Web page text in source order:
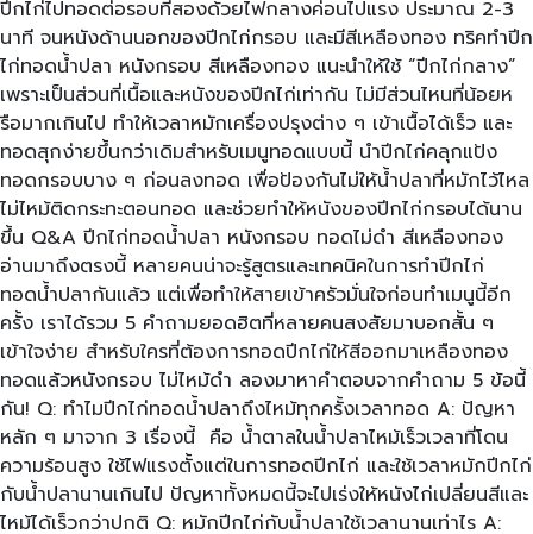
ปีกไก่ไปทอดต่อรอบที่สองด้วยไฟกลางค่อนไปแรง ประมาณ 2-3
นาที จนหนังด้านนอกของปีกไก่กรอบ และมีสีเหลืองทอง ทริคทำปีก
ไก่ทอดน้ำปลา หนังกรอบ สีเหลืองทอง แนะนำให้ใช้ “ปีกไก่กลาง”
เพราะเป็นส่วนที่เนื้อและหนังของปีกไก่เท่ากัน ไม่มีส่วนไหนที่น้อยห
รือมากเกินไป ทำให้เวลาหมักเครื่องปรุงต่าง ๆ เข้าเนื้อได้เร็ว และ
ทอดสุกง่ายขึ้นกว่าเดิมสำหรับเมนูทอดแบบนี้ นำปีกไก่คลุกแป้ง
ทอดกรอบบาง ๆ ก่อนลงทอด เพื่อป้องกันไม่ให้น้ำปลาที่หมักไว้ไหล
ไม่ไหม้ติดกระทะตอนทอด และช่วยทำให้หนังของปีกไก่กรอบได้นาน
ขึ้น Q&A ปีกไก่ทอดน้ำปลา หนังกรอบ ทอดไม่ดำ สีเหลืองทอง
อ่านมาถึงตรงนี้ หลายคนน่าจะรู้สูตรและเทคนิคในการทำปีกไก่
ทอดน้ำปลากันแล้ว แต่เพื่อทำให้สายเข้าครัวมั่นใจก่อนทำเมนูนี้อีก
ครั้ง เราได้รวม 5 คำถามยอดฮิตที่หลายคนสงสัยมาบอกสั้น ๆ
เข้าใจง่าย สำหรับใครที่ต้องการทอดปีกไก่ให้สีออกมาเหลืองทอง
ทอดแล้วหนังกรอบ ไม่ไหม้ดำ ลองมาหาคำตอบจากคำถาม 5 ข้อนี้
กัน! Q: ทำไมปีกไก่ทอดน้ำปลาถึงไหม้ทุกครั้งเวลาทอด A: ปัญหา
หลัก ๆ มาจาก 3 เรื่องนี้ คือ น้ำตาลในน้ำปลาไหม้เร็วเวลาที่โดน
ความร้อนสูง ใช้ไฟแรงตั้งแต่ในการทอดปีกไก่ และใช้เวลาหมักปีกไก่
กับน้ำปลานานเกินไป ปัญหาทั้งหมดนี้จะไปเร่งให้หนังไก่เปลี่ยนสีและ
ไหม้ได้เร็วกว่าปกติ Q: หมักปีกไก่กับน้ำปลาใช้เวลานานเท่าไร A: